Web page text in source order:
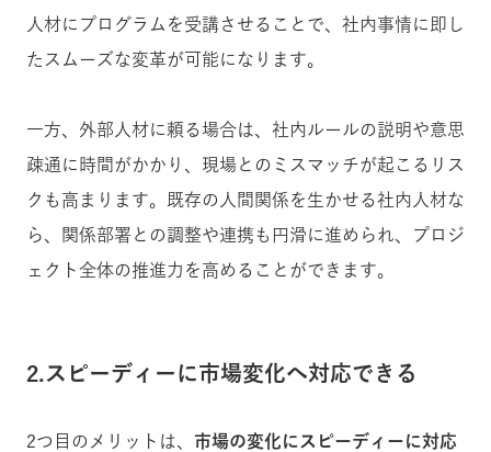
人材にプログラムを受講させることで、社内事情に即し
たスムーズな変革が可能になります。
一方、外部人材に頼る場合は、社内ルールの説明や意思
疎通に時間がかかり、現場とのミスマッチが起こるリス
クも高まります。既存の人間関係を生かせる社内人材な
ら、関係部署との調整や連携も円滑に進められ、プロジ
ェクト全体の推進力を高めることができます。
2.スピーディーに市場変化へ対応できる
2つ目のメリットは、 市場の変化にスピーディーに対応